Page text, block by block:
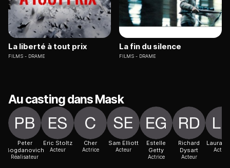
La liberté à tout prix
FILMS DRAME
La fin du silence
FILMS DRAME
Au casting dans Mask
Peter
Bogdanovich
Réalisateur
Eric Stoltz
Acteur
Cher
Actrice
Sam Elliott
Acteur
Estelle
Getty
Actrice
Richard
Dysart
Acteur
Laura
Actrice